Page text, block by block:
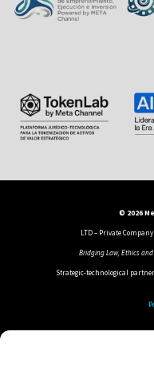
© 2026
LTD – Private
Bridging Law, Ethics
Strategic-technological